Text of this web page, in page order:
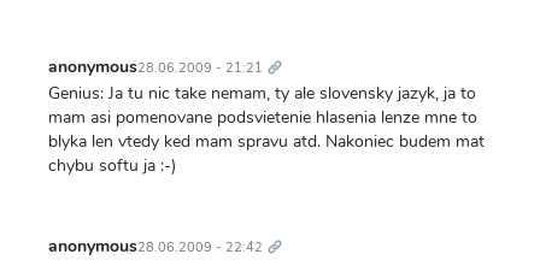
anonymous28.06.2009 - 21:21 odkaz
Genius: Ja tu nic take nemam, ty ale slovensky jazyk, ja to
mam asi pomenovane podsvietenie hlasenia lenze mne to
blyka len vtedy ked mam spravu atd. Nakoniec budem mat
chybu softu ja :-)
anonymous28.06.2009 - 22:42 odkaz